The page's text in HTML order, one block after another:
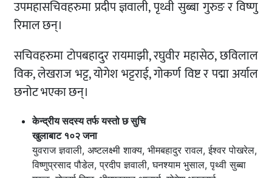
उपमहासचिवहरुमा प्रदीप ज्ञवाली, पृथ्वी सुब्बा गुरुङ र विष्णु
रिमाल छन्।
सचिवहरुमा टोपबहादुर रायमाझी, रघुवीर महासेठ, छविलाल
विक, लेखराज भट्ट, योगेश भट्टराई, गोकर्ण विष्ट र पद्मा अर्याल
छनोट भएका छन्।
केन्द्रीय सदस्य तर्फ यस्तो छ सुचि
खुलाबाट १०२ जना
युवराज ज्ञवाली, अष्टलक्ष्मी शाक्य, भीमबहादुर रावल, ईश्वर पोखरेल,
विष्णुप्रसाद पौडेल, प्रदीप ज्ञवाली, घनश्याम भुसाल, पृथ्वी सुब्बा